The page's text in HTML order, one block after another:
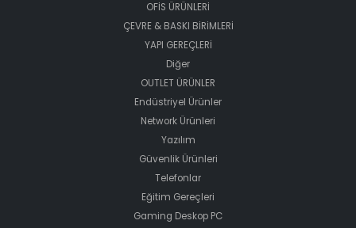
OFİS ÜRÜNLERİ
ÇEVRE & BASKI BİRİMLERİ
YAPI GEREÇLERİ
Diğer
OUTLET ÜRÜNLER
Endüstriyel Ürünler
Network Ürünleri
Yazılım
Güvenlik Ürünleri
Telefonlar
Eğitim Gereçleri
Gaming Deskop PC